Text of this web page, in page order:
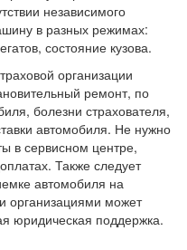
независимого
в разных режимах:
состояние кузова.
организации
ремонт, по
болезни страхователя,
автомобиля. Не нужно
в сервисном центре,
Также следует
автомобиля на
организациями может
юридическая поддержка.